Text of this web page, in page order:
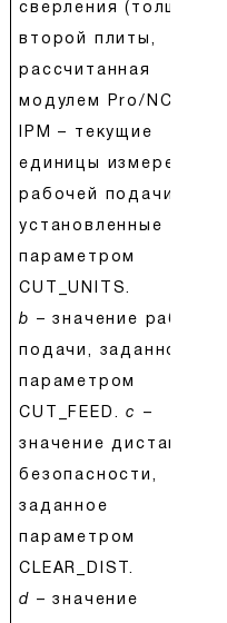
сверления (толщина)
второй плиты,
рассчитанная
модулем Pro/NC.
IPM – текущие
единицы измерения
рабочей подачи,
установленные
параметром
CUT_UNITS.
b – значение рабочей
подачи, заданное
параметром
CUT_FEED.c –
значение дистанции
безопасности,
заданное
параметром
CLEAR_DIST.
d – значение